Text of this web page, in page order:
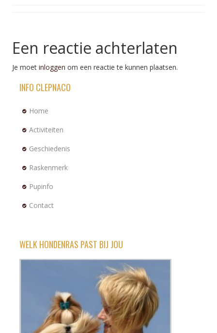
Een reactie achterlaten
Je moet inloggen om een reactie te kunnen plaatsen.
INFO CLEPNACO
Home
Activiteiten
Geschiedenis
Raskenmerk
Pupinfo
Contact
WELK HONDENRAS PAST BIJ JOU